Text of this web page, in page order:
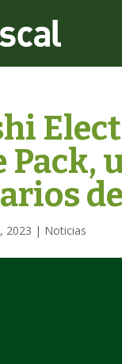
Pack,
2023 | Noticias